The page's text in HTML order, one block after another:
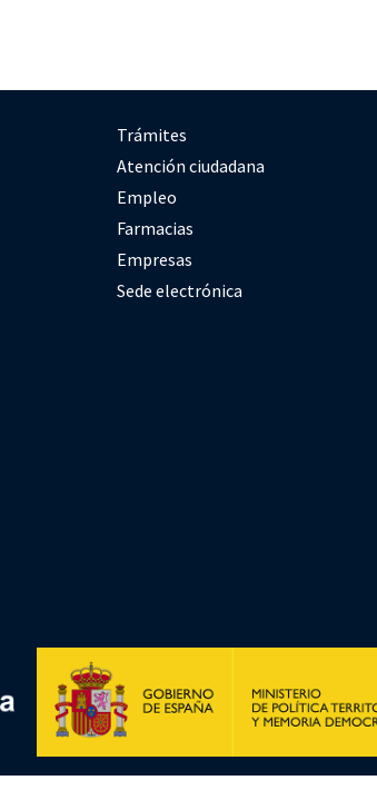
Trámites
Atención ciudadana
Empleo
Farmacias
Empresas
Sede electrónica